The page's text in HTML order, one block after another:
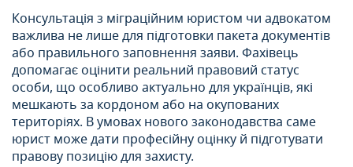
Консультація з міграційним юристом чи адвокатом
важлива не лише для підготовки пакета документів
або правильного заповнення заяви. Фахівець
допомагає оцінити реальний правовий статус
особи, що особливо актуально для українців, які
мешкають за кордоном або на окупованих
територіях. В умовах нового законодавства саме
юрист може дати професійну оцінку й підготувати
правову позицію для захисту.